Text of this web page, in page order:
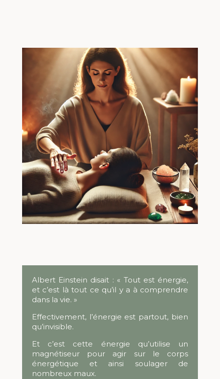
Albert Einstein disait : « Tout est énergie,
et c’est là tout ce qu’il y a à comprendre
dans la vie. »
Effectivement, l’énergie est partout, bien
qu’invisible.
Et c’est cette énergie qu’utilise un
magnétiseurpour agir sur le corps
énergétique et ainsi soulager de
nombreux maux.